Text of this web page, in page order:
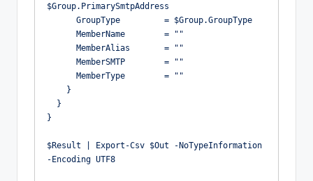
$Group.PrimarySmtpAddress
      GroupType         = $Group.GroupType
      MemberName        = ""
      MemberAlias       = ""
      MemberSMTP        = ""
      MemberType        = ""
    }
  }
}
$Result | Export-Csv $Out -NoTypeInformation
-Encoding UTF8